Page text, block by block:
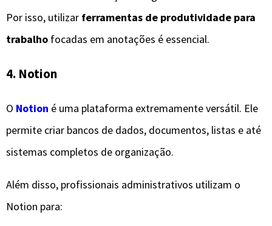
Por isso, utilizar ferramentas de produtividade para
trabalho focadas em anotações é essencial.
4. Notion
O Notion é uma plataforma extremamente versátil. Ele
permite criar bancos de dados, documentos, listas e até
sistemas completos de organização.
Além disso, profissionais administrativos utilizam o
Notion para: